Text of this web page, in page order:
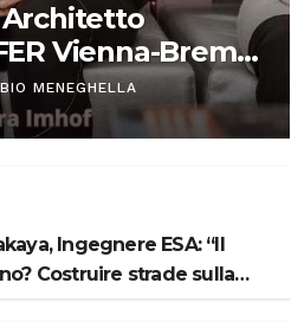
Architetto
Vienna-Brema:
per lo
MENEGHELLA
Ingegnere ESA: “Il
Costruire strade sulla